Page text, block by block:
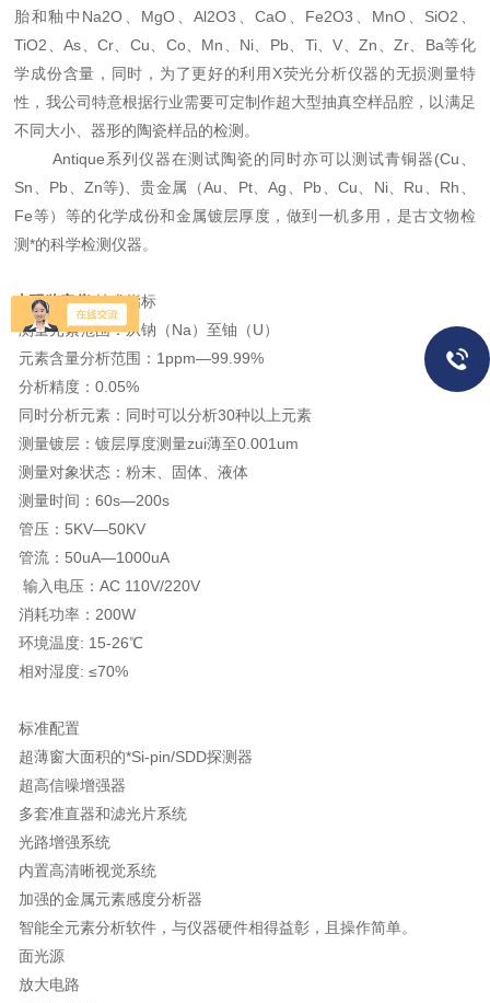
胎和釉中Na2O、MgO、Al2O3、CaO、Fe2O3、MnO、SiO2、
TiO2、As、Cr、Cu、Co、Mn、Ni、Pb、Ti、V、Zn、Zr、Ba等化
学成份含量，同时，为了更好的利用X荧光分析仪器的无损测量特
性，我公司特意根据行业需要可定制作超大型抽真空样品腔，以满足
不同大小、器形的陶瓷样品的检测。
Antique系列仪器在测试陶瓷的同时亦可以测试青铜器(Cu、
Sn、Pb、Zn等)、贵金属（Au、Pt、Ag、Pb、Cu、Ni、Ru、Rh、
Fe等）等的化学成份和金属镀层厚度，做到一机多用，是古文物检
测*的科学检测仪器。
古玩鉴定仪 技术指标
测量元素范围：从钠（Na）至铀（U）
元素含量分析范围：1ppm—99.99%
分析精度：0.05%
同时分析元素：同时可以分析30种以上元素
测量镀层：镀层厚度测量zui薄至0.001um
测量对象状态：粉末、固体、液体
测量时间：60s—200s
管压：5KV—50KV
管流：50uA—1000uA
输入电压：AC 110V/220V
消耗功率：200W
环境温度: 15-26℃
相对湿度: ≤70%
标准配置
超薄窗大面积的*Si-pin/SDD探测器
超高信噪增强器
多套准直器和滤光片系统
光路增强系统
内置高清晰视觉系统
加强的金属元素感度分析器
智能全元素分析软件，与仪器硬件相得益彰，且操作简单。
面光源
放大电路